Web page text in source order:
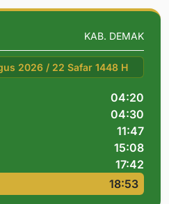
KAB. DEMAK
2026 / 22 Safar 1448 H
04:20
04:30
11:47
15:08
17:42
18:53